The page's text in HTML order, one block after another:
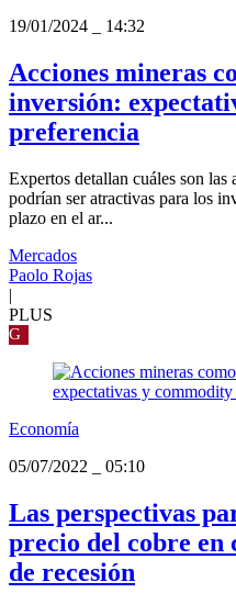
19/01/2024
14:32
Acciones mineras
inversión:
preferencia
Expertos detallan cuáles son las
podrían ser atractivas para los
plazo en el ar...
Mercados
Paolo Rojas
|
PLUS
G
Economía
05/07/2022
05:10
Las perspectivas
precio del cobre en
de recesión